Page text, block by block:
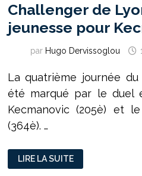
Challenger de
jeunesse pour
par Hugo Dervissoglou
La quatrième journée
été marqué par le duel
Kecmanovic (205è) et
(364è). …
CHALLENGER
DE
LYON
LIRE LA SUITE